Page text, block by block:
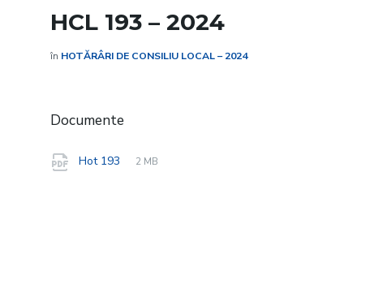
HCL 193 – 2024
în HOTĂRÂRI DE CONSILIU LOCAL – 2024
Documente
Hot 193
File
pdf
File
2 MB